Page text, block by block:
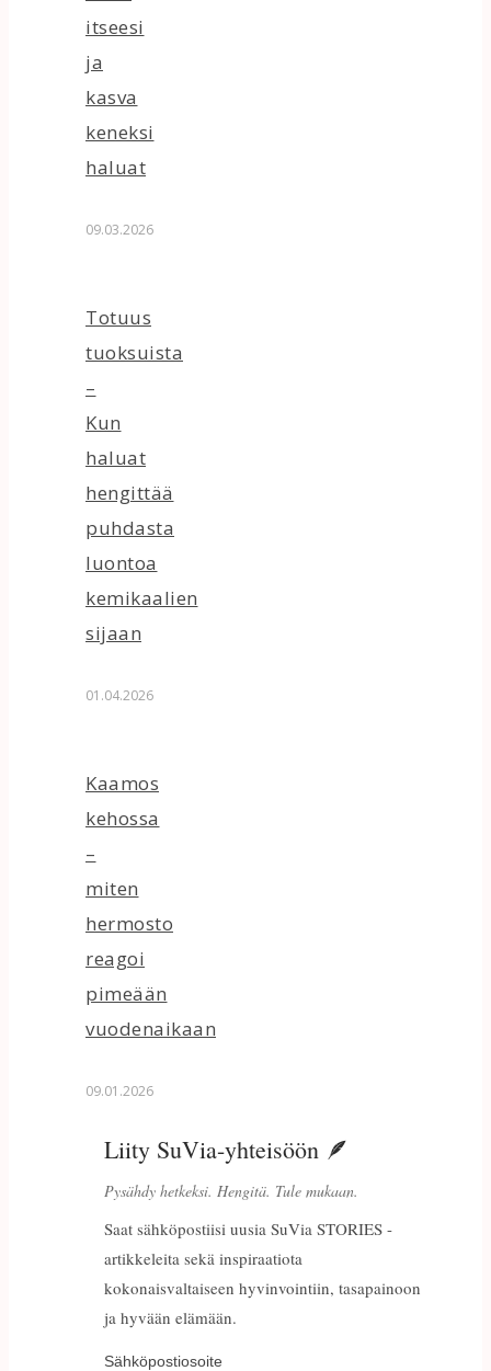
itseesi
ja
kasva
keneksi
haluat
09.03.2026
Totuus
tuoksuista
–
Kun
haluat
hengittää
puhdasta
luontoa
kemikaalien
sijaan
01.04.2026
Kaamos
kehossa
–
miten
hermosto
reagoi
pimeään
vuodenaikaan
09.01.2026
Liity SuVia-yhteisöön 🪶
Pysähdy hetkeksi. Hengitä. Tule mukaan.
Saat sähköpostiisi uusia SuVia STORIES -
artikkeleita sekä inspiraatiota
kokonaisvaltaiseen hyvinvointiin, tasapainoon
ja hyvään elämään.
Sähköpostiosoite